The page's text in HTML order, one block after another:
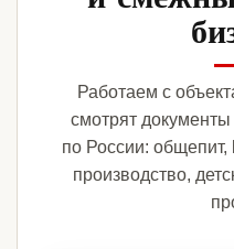
Работаем с
смотрят
по России: общепит,
производство,